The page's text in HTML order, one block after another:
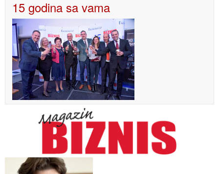
15 godina sa vama